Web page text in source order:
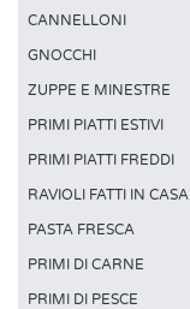
CANNELLONI
GNOCCHI
ZUPPE E MINESTRE
PRIMI PIATTI ESTIVI
PRIMI PIATTI FREDDI
RAVIOLI FATTI IN CASA
PASTA FRESCA
PRIMI DI CARNE
PRIMI DI PESCE